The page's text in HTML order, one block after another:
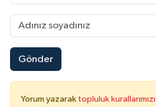
Gönder
Yorum yazarak topluluk kurallarımızı